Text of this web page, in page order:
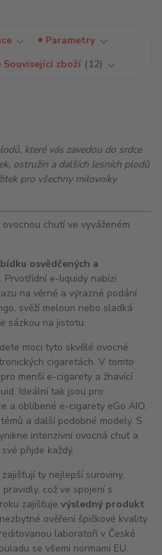
Parametry
Související zboží 12
které vás zavedou do srdce
ostružin a dalších lesních plodů
pro všechny milovníky
chutí ve vyváženém
osvědčených a
. Prvotřídní e-liquidy nabízí
na věrné a výrazné podání
svěží meloun nebo sladká
sázkou na jistotu.
moci tyto skvělé ovocné
cigaretách. V tomto
menší e-cigarety a žhavící
Ideální tak jsou pro
a oblíbené e-cigarety eGo AIO,
a další podobné modely. S
intenzivní ovocná chuť a
přijde každý.
ty nejlepší suroviny.
což ve spojení s
zajišťuje výsledný produkt
ověření špičkové kvality
laboratoří v České
se všemi normami EU.